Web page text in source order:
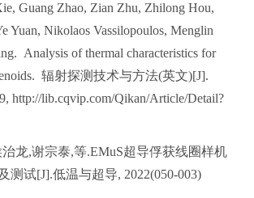
Guang Zhao, Zian Zhu, Zhilong Hou,
Yuan, Nikolaos Vassilopoulos, Menglin
Analysis of thermal characteristics for
辐射探测技术与方法(英文)[J].
http://lib.cqvip.com/Qikan/Article/Detail?
龙,谢宗泰,等.EMuS超导俘获线圈样机
测试[J].低温与超导, 2022(050-003)